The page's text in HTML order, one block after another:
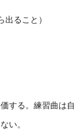
ること）
する。練習曲は自
い。